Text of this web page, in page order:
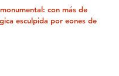
con más de
esculpida por eones de